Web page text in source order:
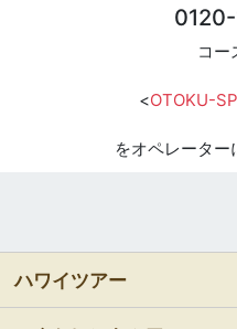
コー
<OTOKU-
をオペレーター
ハワイツアー